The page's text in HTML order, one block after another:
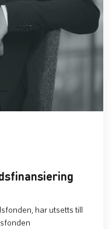
har utsetts till